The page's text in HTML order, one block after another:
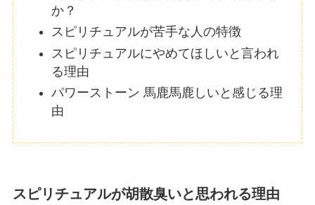
か？
スピリチュアルが苦手な人の特徴
スピリチュアルにやめてほしいと言われ
る理由
パワーストーン 馬鹿馬鹿しいと感じる理
由
スピリチュアルが胡散臭いと思われる理由